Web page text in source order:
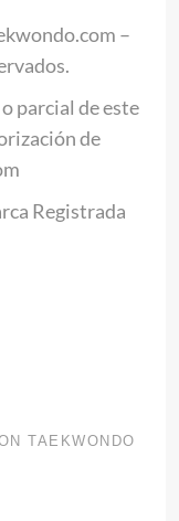
–
parcial de este
de
Registrada